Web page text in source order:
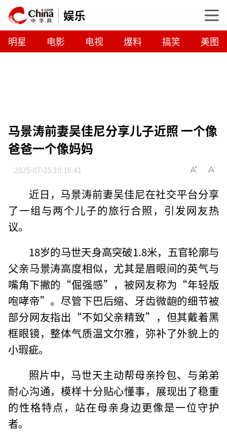
娱乐
明星 电影 电视 爆料 搞笑 美图
马景涛前妻吴佳尼分享儿子近照 一个像
爸爸一个像妈妈
2025-07-25 10:16:41
近日，马景涛前妻吴佳尼在社交平台分享
了一组与两个儿子的旅行合照，引发网友热
议。
18岁的马世天身高突破1.8米，五官轮廓与
父亲马景涛高度相似，尤其是眉眼间的英气与
嘴角下撇的“倔强感”，被网友称为“年轻版
咆哮帝”。尽管下巴后缩、牙齿微龅的细节被
部分网友指出“不如父亲精致”，但其戴着黑
框眼镜，整体气质温文尔雅，弥补了外貌上的
小瑕疵。
照片中，马世天主动帮母亲拎包、与弟弟
耐心沟通，模样十分贴心懂事，展现出了稳重
的性格特点，站在母亲身边更像是一位守护
者。